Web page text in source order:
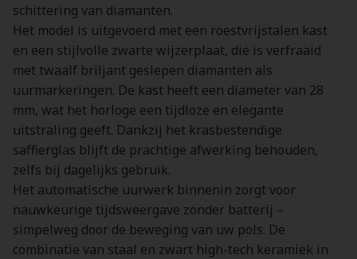
schittering van diamanten.
Het model is uitgevoerd met een roestvrijstalen kast
en een stijlvolle zwarte wijzerplaat, die is verfraaid
met twaalf briljant geslepen diamanten als
uurmarkeringen. De kast heeft een diameter van 28
mm, wat het horloge een tijdloze en elegante
uitstraling geeft. Dankzij het krasbestendige
saffierglas blijft de prachtige afwerking behouden,
zelfs bij dagelijks gebruik.
Het automatische uurwerk binnenin zorgt voor
nauwkeurige tijdsweergave zonder batterij –
simpelweg door de beweging van uw pols. De
combinatie van staal en zwart high-tech keramiek in